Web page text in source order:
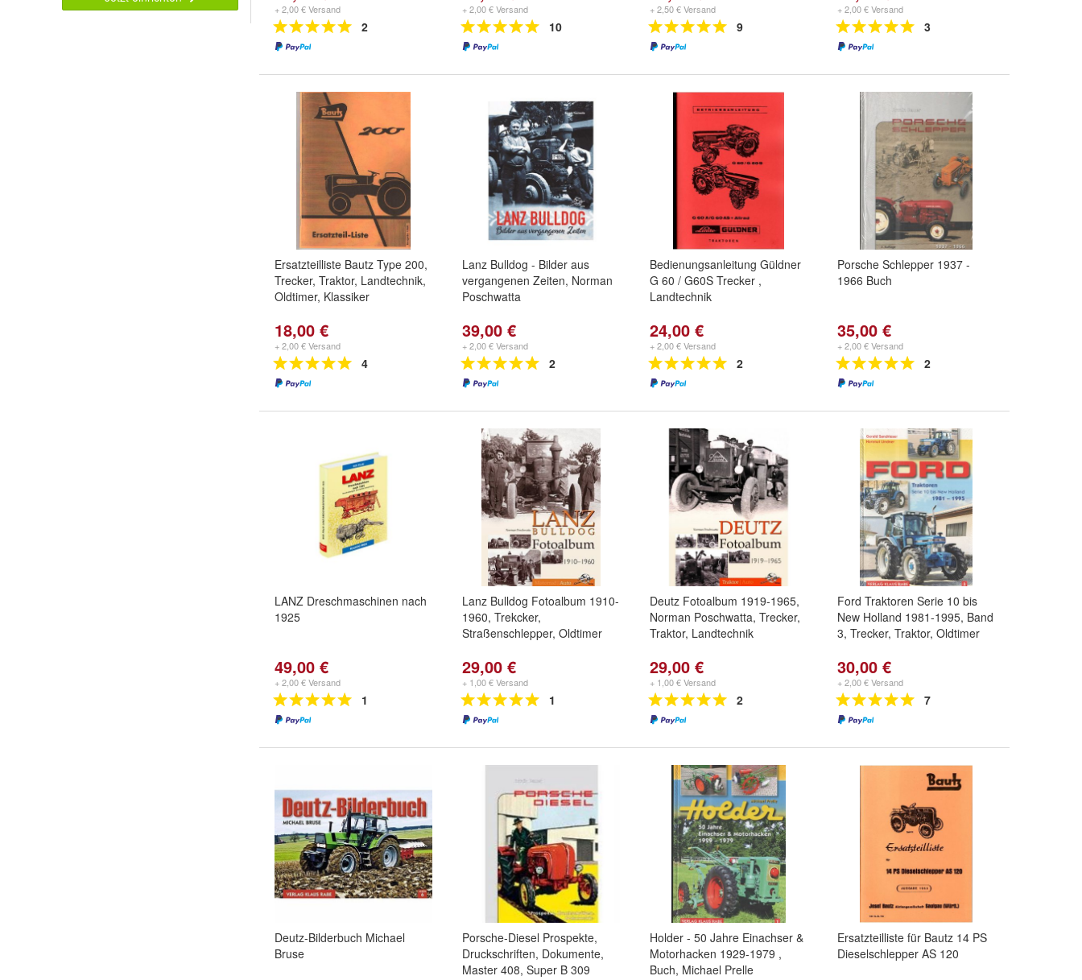
+ 2,00 € Versand
2
+ 2,00 € Versand
10
+ 2,50 € Versand
9
+ 2,00 € Versand
3
Ersatzteilliste Bautz Type 200,
Trecker, Traktor, Landtechnik,
Oldtimer, Klassiker
18,00 €
+ 2,00 € Versand
4
Lanz Bulldog - Bilder aus
vergangenen Zeiten, Norman
Poschwatta
39,00 €
+ 2,00 € Versand
2
Bedienungsanleitung Güldner
G 60 / G60S Trecker ,
Landtechnik
24,00 €
+ 2,00 € Versand
2
Porsche Schlepper 1937 -
1966 Buch
35,00 €
+ 2,00 € Versand
2
LANZ Dreschmaschinen nach
1925
49,00 €
+ 2,00 € Versand
1
Lanz Bulldog Fotoalbum 1910-
1960, Trekcker,
Straßenschlepper, Oldtimer
29,00 €
+ 1,00 € Versand
1
Deutz Fotoalbum 1919-1965,
Norman Poschwatta, Trecker,
Traktor, Landtechnik
29,00 €
+ 1,00 € Versand
2
Ford Traktoren Serie 10 bis
New Holland 1981-1995, Band
3, Trecker, Traktor, Oldtimer
30,00 €
+ 2,00 € Versand
7
Deutz-Bilderbuch Michael
Bruse
Porsche-Diesel Prospekte,
Druckschriften, Dokumente,
Master 408, Super B 309
Holder - 50 Jahre Einachser &
Motorhacken 1929-1979 ,
Buch, Michael Prelle
Ersatzteilliste für Bautz 14 PS
Dieselschlepper AS 120